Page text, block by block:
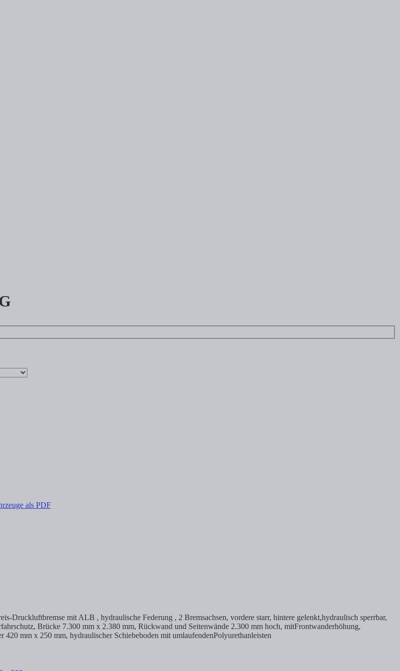
als PDF
Druckluftbremse mit ALB , hydraulische Federung , 2 Bremsachsen, vordere starr, hintere gelenkt,hydraulisch sperrbar,
Brücke 7.300 mm x 2.380 mm, Rückwand und Seitenwände 2.300 mm hoch, mitFrontwanderhöhung,
mm x 250 mm, hydraulischer Schiebeboden mit umlaufendenPolyurethanleisten